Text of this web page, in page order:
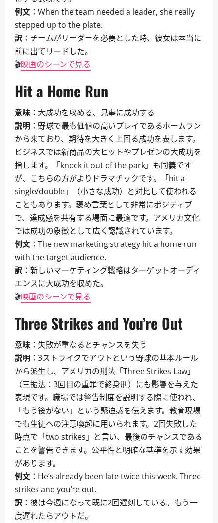
例文 ：When the team needed a leader, she really
stepped up to the plate.
訳 ：チームがリーダーを必要とした時、彼女は本当に
前に出てリードした。
🎬映画のシーンで見る
Hit a Home Run
意味 ：大成功を収める、見事に成功する
説明 ：野球で最も価値の高いプレイであるホームラン
から来ており、期待を大きく上回る成功を表します。
ビジネスでは新商品の大ヒットやプレゼンの大成功を
指します。「knock it out of the park」も同義です
が、こちらの方がよりドラマチックです。「hit a
single/double」（小さな成功）と対比して使われる
こともあります。褒め言葉として非常にポジティブ
で、達成感を共有する場面に最適です。アメリカ文化
では成功の象徴として広く認識されています。
例文 ：The new marketing strategy hit a home run
with the target audience.
訳 ：新しいマーケティング戦略はターゲットオーディ
エンスに大成功を収めた。
🎬映画のシーンで見る
Three Strikes and You’re Out
意味 ：失敗が重なるとチャンスを失う
説明 ：3ストライクでアウトという野球の基本ルール
から派生し、アメリカの刑法「Three Strikes Law」
（三振法：3回目の重罪で終身刑）にも影響を与えた
表現です。職場では警告制度を説明する際に使われ、
「もう後がない」という緊迫感を伝えます。教育現場
でも生徒への注意喚起に用いられます。2回失敗した
時点で「two strikes」と言い、最後のチャンスである
ことを警告できます。公平性と明確な基準を示す効果
があります。
例文 ：He’s already been late twice this week. Three
strikes and you’re out.
訳 ：彼は今週になって既に2回遅刻している。もう一
度遅れたらアウトだ。